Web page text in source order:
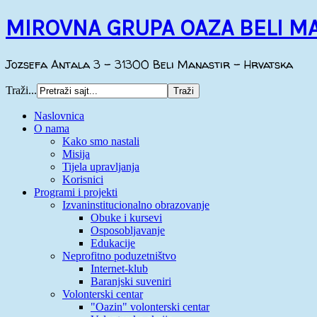
MIROVNA GRUPA OAZA BELI
Jozsefa Antala 3 - 31300 Beli Manastir - Hrvatska
Traži...
Naslovnica
O nama
Kako smo nastali
Misija
Tijela upravljanja
Korisnici
Programi i projekti
Izvaninstitucionalno obrazovanje
Obuke i kursevi
Osposobljavanje
Edukacije
Neprofitno poduzetništvo
Internet-klub
Baranjski suveniri
Volonterski centar
"Oazin" volonterski centar